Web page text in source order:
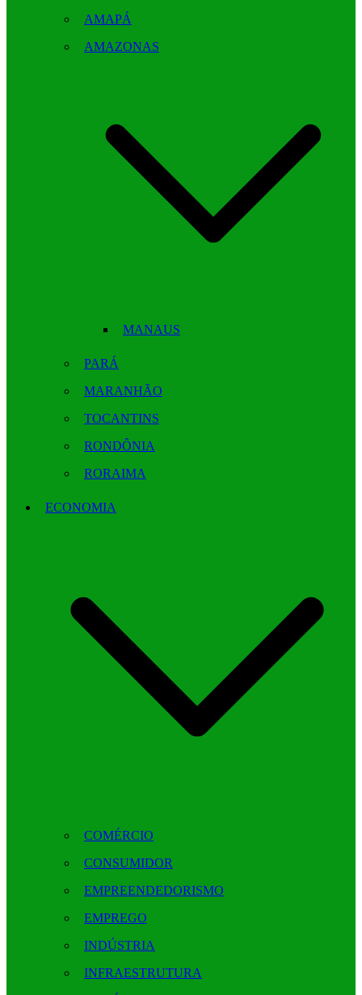
AMAPÁ
AMAZONAS
MANAUS
PARÁ
MARANHÃO
TOCANTINS
RONDÔNIA
RORAIMA
ECONOMIA
COMÉRCIO
CONSUMIDOR
EMPREENDEDORISMO
EMPREGO
INDÚSTRIA
INFRAESTRUTURA